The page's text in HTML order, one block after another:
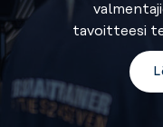
tavoitteesi